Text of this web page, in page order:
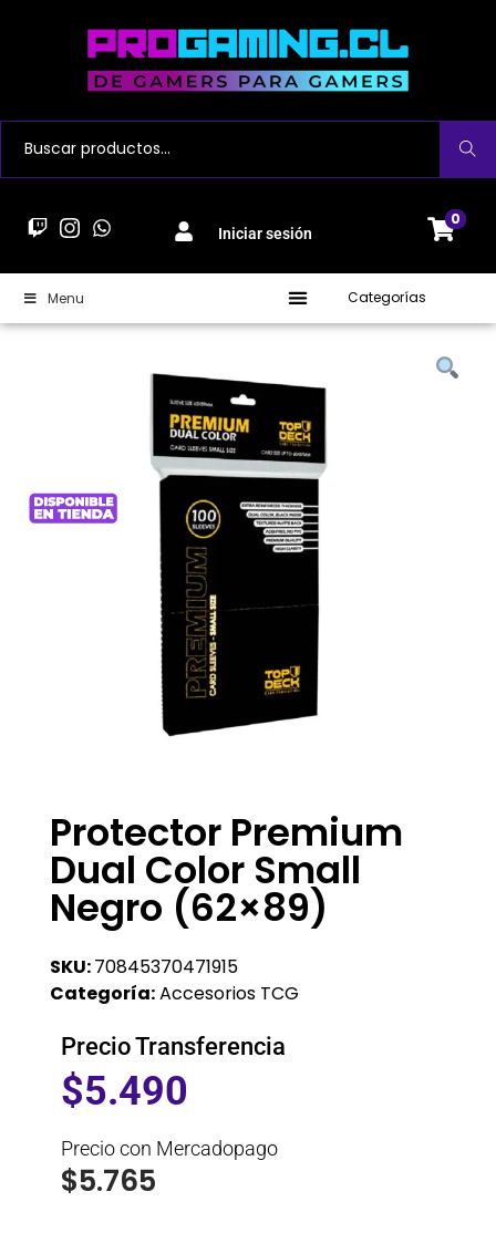
Buscar
Iniciar sesión
0
Menu Categorías
Protector Premium
Dual Color Small
Negro (62×89)
SKU:70845370471915
Categoría:Accesorios TCG
Precio Transferencia
$5.490
Precio con Mercadopago
$5.765